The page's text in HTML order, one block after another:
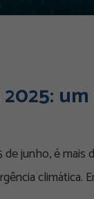
junho, é mais
climática.